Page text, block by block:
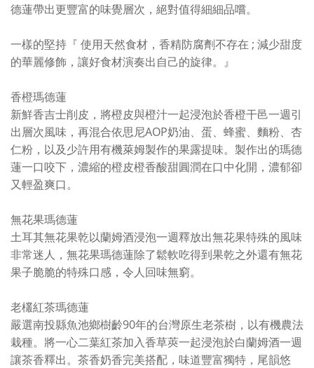
德蓮帶出更豐富的味覺層次，絕對值得細細品嚐。
一樣的堅持『 使用天然食材，香精防腐劑不存在 ; 減少甜度
的華麗修飾，讓好食材演奏出自己的旋律。』
香橙瑪德蓮
新鮮香吉士削皮，將橙皮與橙汁一起浸泡於香橙干邑一週引
出層次風味，再混合依思尼AOP奶油、蛋、蜂蜜、麵粉、杏
仁粉，以及少許用有機萊姆製作的果露提味。 製作出的瑪德
蓮一口咬下，濃縮的橙皮橙香酸甜圓潤在口中化開，濃郁卻
又輕盈爽口。
無花果瑪德蓮
土耳其無花果乾以蘭姆酒浸泡一週釋放出無花果特殊的風味
非常迷人，無花果瑪德蓮除了鬆軟吃得到果乾之外還有無花
果子脆脆的特殊口感，令人回味無窮。
老欉紅茶瑪德蓮
嚴選南投縣魚池鄉樹齡90年的台灣原生老茶樹，以有機農法
栽種。將一心二葉紅茶加入香草莢一起浸泡於白蘭姆酒一週
讓茶香釋出。茶香奶香完美搭配，味道豐富獨特，尾韻悠